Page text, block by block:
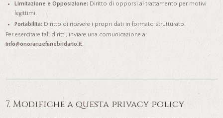
Limitazione e Opposizione: Diritto di opporsi al trattamento per motivi
legittimi.
Portabilità: Diritto di ricevere i propri dati in formato strutturato.
Per esercitare tali diritti, inviare una comunicazione a:
info@onoranzefunebridario.it.
7. Modifiche a questa privacy policy